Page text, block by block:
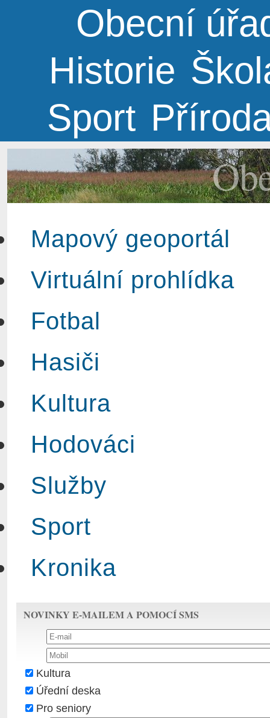
Obecní
Historie
Sport
Mapový geoportál
Virtuální prohlídka
Fotbal
Hasiči
Kultura
Hodováci
Služby
Sport
Kronika
NOVINKY E-MAILEM A POMOCÍ SMS
Kultura
Úřední deska
Pro seniory